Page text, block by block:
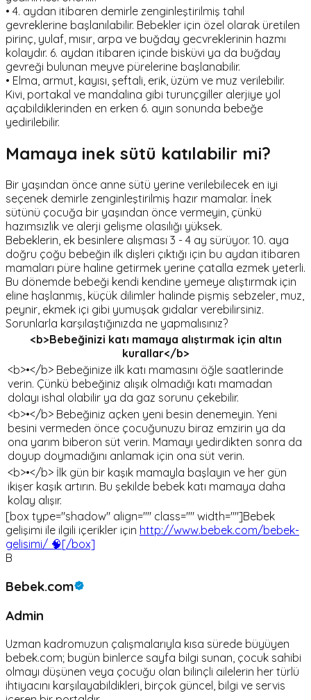
• 4. aydan itibaren demirle zenginleştirilmiş tahıl
gevreklerine başlanılabilir. Bebekler için özel olarak üretilen
pirinç, yulaf, mısır, arpa ve buğday gecvreklerinin hazmı
kolaydır. 6. aydan itibaren içinde bisküvi ya da buğday
gevreği bulunan meyve pürelerine başlanabilir.
• Elma, armut, kayısı, şeftali, erik, üzüm ve muz verilebilir.
Kivi, portakal ve mandalina gibi turunçgiller alerjiye yol
açabildiklerinden en erken 6. ayın sonunda bebeğe
yedirilebilir.
Mamaya inek sütü katılabilir mi?
Bir yaşından önce anne sütü yerine verilebilecek en iyi
seçenek demirle zenginleştirilmiş hazır mamalar. İnek
sütünü çocuğa bir yaşından önce vermeyin, çünkü
hazımsızlık ve alerji gelişme olasılığı yüksek.
Bebeklerin, ek besinlere alışması 3 - 4 ay sürüyor. 10. aya
doğru çoğu bebeğin ilk dişleri çıktığı için bu aydan itibaren
mamaları püre haline getirmek yerine çatalla ezmek yeterli.
Bu dönemde bebeği kendi kendine yemeye alıştırmak için
eline haşlanmış, küçük dilimler halinde pişmiş sebzeler, muz,
peynir, ekmek içi gibi yumuşak gıdalar verebilirsiniz.
Sorunlarla karşılaştığınızda ne yapmalısınız?
<b>Bebeğinizi katı mamaya alıştırmak için altın
kurallar</b>
<b>•</b> Bebeğinize ilk katı mamasını öğle saatlerinde
verin. Çünkü bebeğiniz alışık olmadığı katı mamadan
dolayı ishal olabilir ya da gaz sorunu çekebilir.
<b>•</b> Bebeğiniz açken yeni besin denemeyin. Yeni
besini vermeden önce çocuğunuzu biraz emzirin ya da
ona yarım biberon süt verin. Mamayı yedirdikten sonra da
doyup doymadığını anlamak için ona süt verin.
<b>•</b> İlk gün bir kaşık mamayla başlayın ve her gün
ikişer kaşık artırın. Bu şekilde bebek katı mamaya daha
kolay alışır.
[box type="shadow" align="" class="" width=""]Bebek
gelişimi ile ilgili içerikler için http://www.bebek.com/bebek-
gelisimi/ 🧠[/box]
B
Bebek.com
Admin
Uzman kadromuzun çalışmalarıyla kısa sürede büyüyen
bebek.com; bugün binlerce sayfa bilgi sunan, çocuk sahibi
olmayı düşünen veya çocuğu olan bilinçli ailelerin her türlü
ihtiyacını karşılayabildikleri, birçok güncel, bilgi ve servis